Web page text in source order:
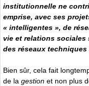
institutionnelle ne
emprise, avec ses
« intelligentes », de
vie et relations sociales
des réseaux
Bien sûr, cela fait
de la gestion et non plus